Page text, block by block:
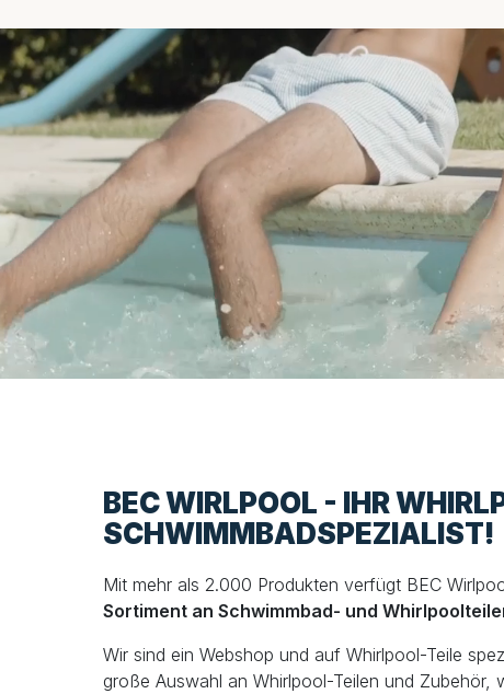
BEC WIRLPOOL - IHR
SCHWIMMBADSPEZIALIST!
Mit mehr als 2.000 Produkten verfügt BEC
Sortiment an Schwimmbad- und
Wir sind ein Webshop und auf Whirlpool-Teile
große Auswahl an Whirlpool-Teilen und Zubehör,